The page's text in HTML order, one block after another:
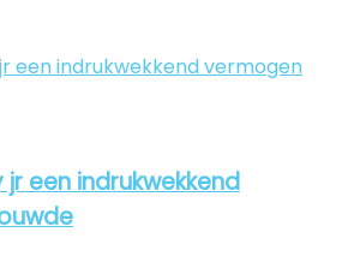
jr een indrukwekkend